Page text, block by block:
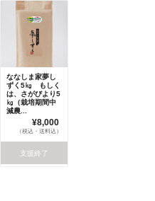
ななしま家夢し
ずく5㎏ もしく
は、さがびより5
㎏（栽培期間中
減農...
¥8,000
（税込・送料込）
支援終了